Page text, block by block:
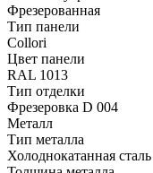
Фрезерованная
Тип панели
Collori
Цвет панели
RAL 1013
Тип отделки
Фрезеровка D 004
Металл
Тип металла
Холоднокатанная сталь